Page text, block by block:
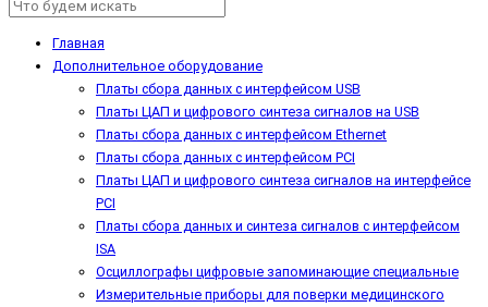
Главная
Дополнительное оборудование
Платы сбора данных с интерфейсом USB
Платы ЦАП и цифрового синтеза сигналов на USB
Платы сбора данных с интерфейсом Ethernet
Платы сбора данных с интерфейсом PCI
Платы ЦАП и цифрового синтеза сигналов на интерфейсе
PCI
Платы сбора данных и синтеза сигналов с интерфейсом
ISA
Осциллографы цифровые запоминающие специальные
Измерительные приборы для поверки медицинского